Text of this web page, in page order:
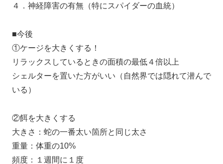
４．神経障害の有無（特にスパイダーの血統）
■今後
①ケージを大きくする！
リラックスしているときの面積の最低４倍以上
シェルターを置いた方がいい（自然界では隠れて潜んで
いる）
②餌を大きくする
大きさ：蛇の一番太い箇所と同じ太さ
重量：体重の10%
頻度：１週間に１度